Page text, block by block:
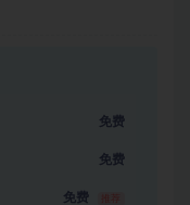
免费
免费
免费